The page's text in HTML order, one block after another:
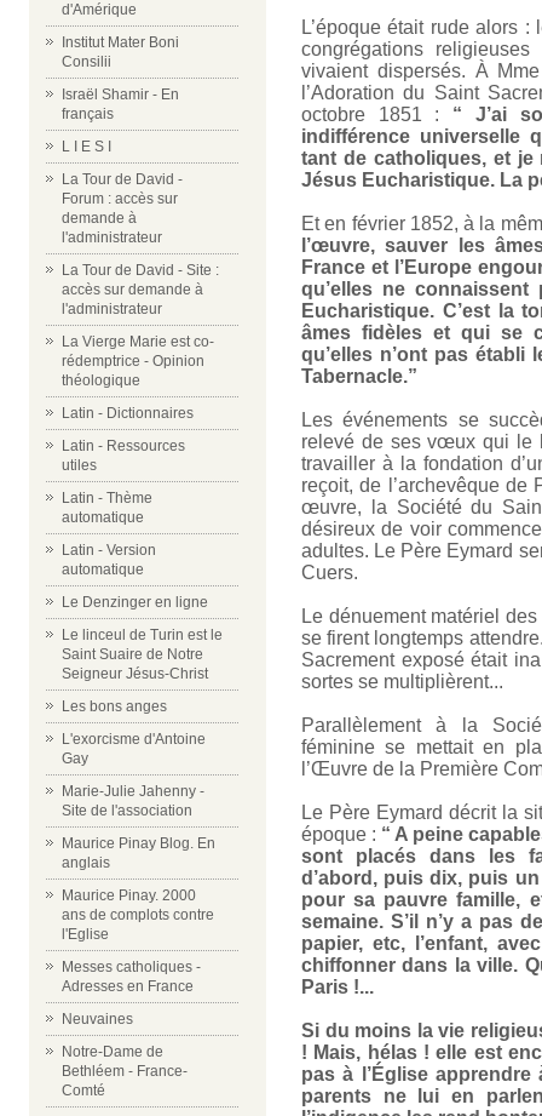
d'Amérique
Institut Mater Boni
Consilii
Israël Shamir - En
français
L I E S I
La Tour de David -
Forum : accès sur
demande à
l'administrateur
La Tour de David - Site :
accès sur demande à
l'administrateur
La Vierge Marie est co-
rédemptrice - Opinion
théologique
Latin - Dictionnaires
Latin - Ressources
utiles
Latin - Thème
automatique
Latin - Version
automatique
Le Denzinger en ligne
Le linceul de Turin est le
Saint Suaire de Notre
Seigneur Jésus-Christ
Les bons anges
L'exorcisme d'Antoine
Gay
Marie-Julie Jahenny -
Site de l'association
Maurice Pinay Blog. En
anglais
Maurice Pinay. 2000
ans de complots contre
l'Eglise
Messes catholiques -
Adresses en France
Neuvaines
Notre-Dame de
Bethléem - France-
Comté
L’époque était rude alors
congrégations
vivaient dispersés. À
l’Adoration du Saint
octobre 1851 : “ J’ai
indifférence universelle
tant de catholiques, et je
Jésus Eucharistique. La
Et en février 1852, à la
l’œuvre, sauver les
France et l’Europe
qu’elles ne
Eucharistique. C’est la
âmes fidèles et qui se
qu’elles n’ont pas
Tabernacle.”
Les événements se
relevé de ses vœux qui le
travailler à la fondation
reçoit, de l’archevêque de
œuvre, la Société du
désireux de voir
adultes. Le Père Eymard
Cuers.
Le dénuement matériel
se firent longtemps
Sacrement exposé était
sortes se multiplièrent...
Parallèlement à la
féminine se mettait en
l’Œuvre de la Première
Le Père Eymard décrit la
époque : “ A peine
sont placés dans les
d’abord, puis dix, puis
pour sa pauvre famille,
semaine. S’il n’y a pas
papier, etc, l’enfant,
chiffonner dans la ville.
Paris !...
Si du moins la vie
! Mais, hélas ! elle est
pas à l’Église
parents ne lui en